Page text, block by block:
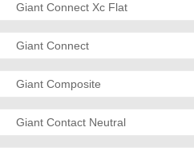
Giant Connect Xc Flat
Giant Connect
Giant Composite
Giant Contact Neutral